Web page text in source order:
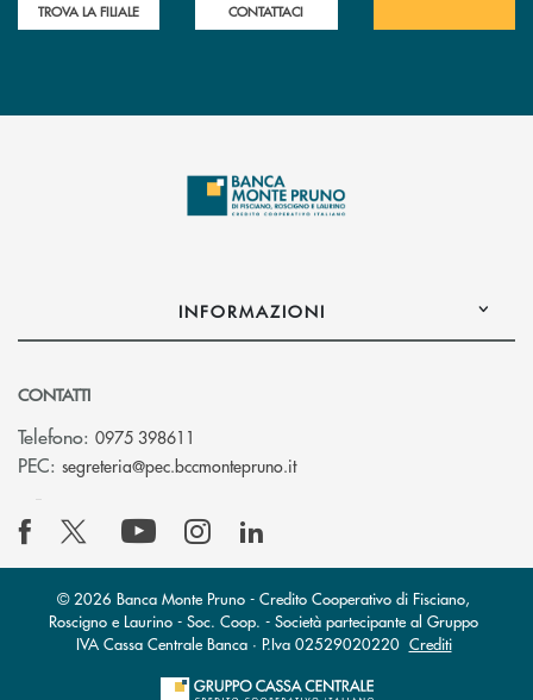
TROVA LA FILIALE CONTATTACI
INFORMAZIONI
CONTATTI
Telefono: 0975 398611
PEC: segreteria@pec.bccmontepruno.it(si apre l’app di posta
© 2026 Banca Monte Pruno - Credito Cooperativo di Fisciano,
Roscigno e Laurino - Soc. Coop. - Società partecipante al Gruppo
IVA Cassa Centrale Banca · P.Iva 02529020220 Crediti